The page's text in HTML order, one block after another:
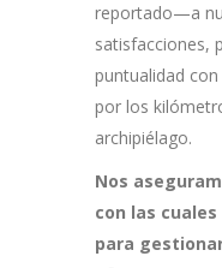
reportado—a
satisfacciones,
puntualidad
por los
archipiélago.
Nos
con las
para